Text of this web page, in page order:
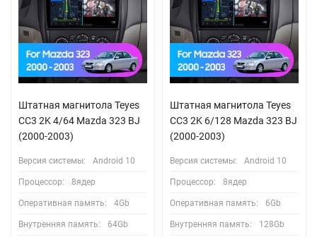
Штатная магнитола Teyes
CC3 2K 4/64 Mazda 323 BJ
(2000-2003)
Версия системы: Android 10
Процессор: 8ядер
Оперативная память: 4Gb
Внутренняя память: 64Gb
Штатная магнитола Teyes
CC3 2K 6/128 Mazda 323 BJ
(2000-2003)
Версия системы: Android 10
Процессор: 8ядер
Оперативная память: 6Gb
Внутренняя память: 128Gb